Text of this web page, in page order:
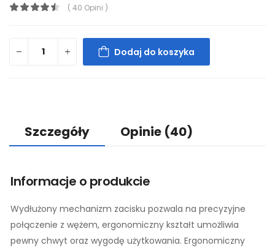
( 40 Opini )
Dodaj do koszyka
Szczegóły Opinie (40)
Informacje o produkcie
Wydłużony mechanizm zacisku pozwala na precyzyjne
połączenie z wężem, ergonomiczny kształt umożliwia
pewny chwyt oraz wygodę użytkowania. Ergonomiczny